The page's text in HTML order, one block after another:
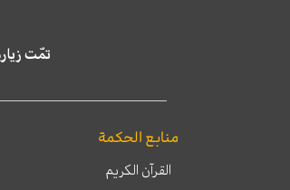
تمّت زيارة موقع سراج ٤,٨٠٠,٠٠٠ مرة خلال
منابع الحكمة
القرآن الكريم